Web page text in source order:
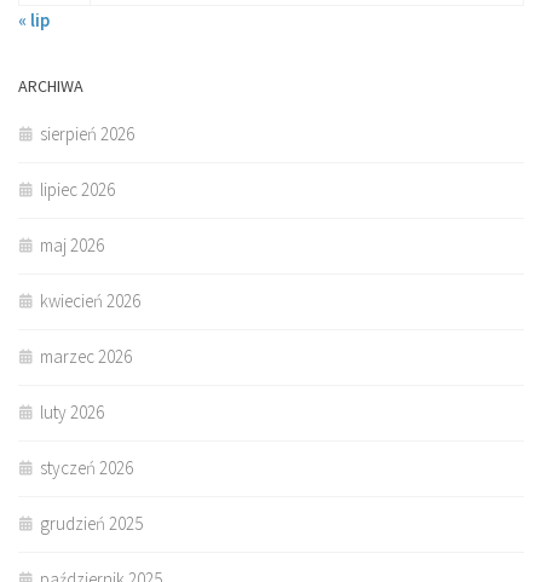
« lip
ARCHIWA
sierpień 2026
lipiec 2026
maj 2026
kwiecień 2026
marzec 2026
luty 2026
styczeń 2026
grudzień 2025